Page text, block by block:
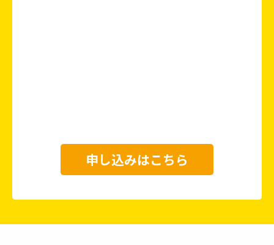
申し込みはこちら